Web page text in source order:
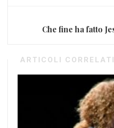
ARTICOLI CORRELATI